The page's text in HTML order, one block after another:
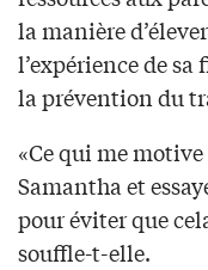
la manière
l’expérience de
la prévention du
«Ce qui me motive
Samantha et
pour éviter que
souffle-t-elle.